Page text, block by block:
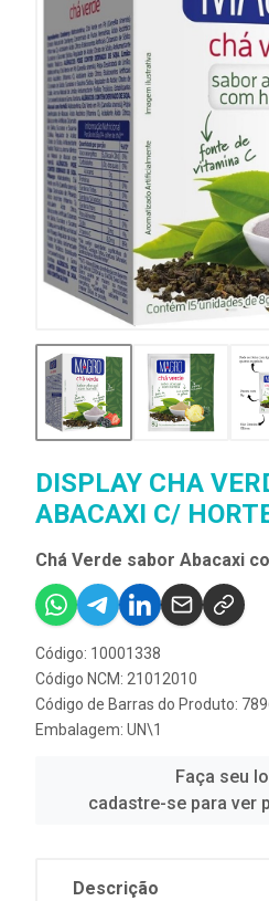
DISPLAY CHA
ABACAXI C/
Chá Verde sabor Abacaxi
Código: 10001338
Código NCM: 21012010
Código de Barras do Produto:
Embalagem: UN\1
Faça seu
cadastre-se para ver
Descrição